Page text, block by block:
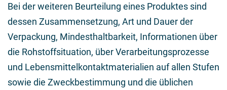
Bei der weiteren Beurteilung eines Produktes sind
dessen Zusammensetzung, Art und Dauer der
Verpackung, Mindesthaltbarkeit, Informationen über
die Rohstoffsituation, über Verarbeitungsprozesse
und Lebensmittelkontaktmaterialien auf allen Stufen
sowie die Zweckbestimmung und die üblichen